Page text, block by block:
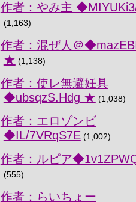
作者：やみ主
(1,163)
作者：混ぜ人＠
★ (1,138)
作者：使レ無避妊具
◆ubsqzS.Hdg ★ (1,038)
作者：エロゾンビ
◆IL/7VRqS7E(1,002)
作者：ルピア
(555)
作者：らいちょー